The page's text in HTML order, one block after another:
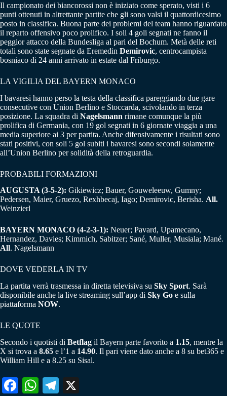
Il campionato dei biancorossi non è iniziato come sperato, visti i 6
punti ottenuti in altrettante partite che gli sono valsi il quattordicesimo
posto in classifica. Buona parte dei problemi del team hanno riguardato
il reparto offensivo poco prolifico. I soli 4 goli segnati ne fanno il
peggior attacco della Bundesliga al pari del Bochum. Metà delle reti
totali sono state segnate da Eremedin Demirovic, centrocampista
bosniaco di 24 anni arrivato in estate dal Friburgo.
LA VIGILIA DEL BAYERN MONACO
I bavaresi hanno perso la testa della classifica pareggiando due gare
consecutive con Union Berlino e Stoccarda, scivolando in terza
posizione. La squadra di Nagelsmann rimane comunque la più
prolifica di Germania, con 19 gol segnati in 6 giornate viaggia a una
media superiore ai 3 per partita. Anche difensivamente i risultati sono
stati positivi, con soli 5 gol subiti i bavaresi sono secondi solamente
all’Union Berlino per solidità della retroguardia.
PROBABILI FORMAZIONI
AUGUSTA (3-5-2): Gikiewicz; Bauer, Gouweleeuw, Gumny;
Pedersen, Maier, Gruezo, Rexhbecaj, Iago; Demirovic, Berisha. All.
Weinzierl
BAYERN MONACO (4-2-3-1): Neuer; Pavard, Upamecano,
Hernandez, Davies; Kimmich, Sabitzer; Sané, Muller, Musiala; Mané.
All. Nagelsmann
DOVE VEDERLA IN TV
La partita verrà trasmessa in diretta televisiva su Sky Sport. Sarà
disponibile anche la live streaming sull’app di Sky Go e sulla
piattaforma NOW.
LE QUOTE
Secondo i quotisti di Betflag il Bayern parte favorito a 1.15, mentre la
X si trova a 8.65 e l’1 a 14.90. Il pari viene dato anche a 8 su bet365 e
William Hill e a 8.25 su Sisal.
Fa W
Te